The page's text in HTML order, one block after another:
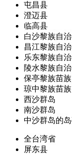
屯昌县
澄迈县
临高县
白沙黎族自
昌江黎族自
乐东黎族自
陵水黎族自
保亭黎族苗
琼中黎族苗
西沙群岛
南沙群岛
中沙群岛的
全台湾省
屏东县